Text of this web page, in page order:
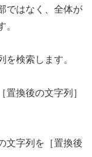
ではなく、全体が
検索します。
換後の文字列］
文字列を［置換後